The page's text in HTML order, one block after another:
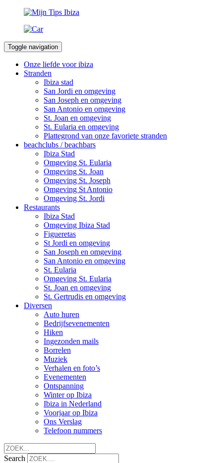
Toggle navigation
Onze liefde voor ibiza
Stranden
Ibiza stad
San Jordi en omgeving
San Joseph en omgeving
San Antonio en omgeving
St. Joan en omgeving
St. Eularia en omgeving
Plattegrond van onze favoriete stranden
beachclubs / beachbars
Ibiza Stad
Omgeving St. Eularia
Omgeving St. Joan
Omgeving St. Joseph
Omgeving St Antonio
Omgeving St. Jordi
Restaurants
Ibiza Stad
Omgeving Ibiza Stad
Figueretas
St Jordi en omgeving
San Joseph en omgeving
San Antonio en omgeving
St. Eularia
Omgeving St. Eularia
St. Joan en omgeving
St. Gertrudis en omgeving
Diversen
Auto huren
Bedrijfsevenementen
Hiken
Ingezonden mails
Borrelen
Muziek
Verhalen en foto’s
Evenementen
Ontspanning
Winter op Ibiza
Ibiza in Nederland
Voorjaar op Ibiza
Ons Verslag
Telefoon nummers
Search